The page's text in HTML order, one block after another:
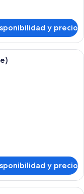
y precio
de hotel con una cama
y precio
bien hecha con una